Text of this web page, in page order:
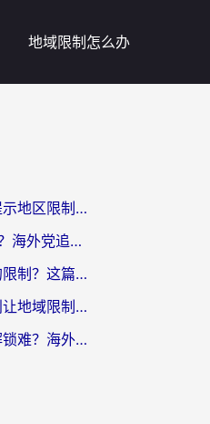
地域限制怎么办
海外看央视影音总提示地区限制？这篇教你选对回国加速器，流畅追剧不踩坑
国外能看b站直播吗？海外党追剧看片的终极解决方案来了
海外访问国内网站的限制？这篇攻略帮你无缝解锁12306、12123和国内影音
海外怎么看动漫？别让地域限制挡住你的追番快乐
腾讯视频海外版权解锁难？海外党亲测：选对回国加速器，追剧观影零障碍